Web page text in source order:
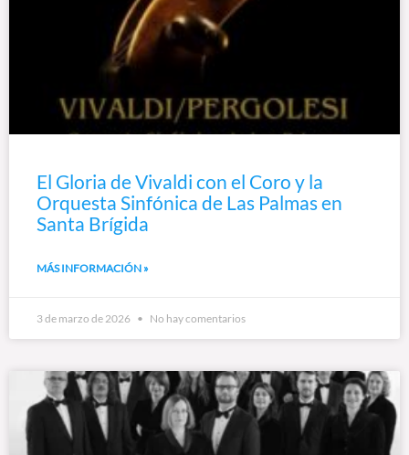
El Gloria de Vivaldi con el Coro y la
Orquesta Sinfónica de Las Palmas en
Santa Brígida
MÁS INFORMACIÓN »
3 de marzo de 2026 No hay comentarios